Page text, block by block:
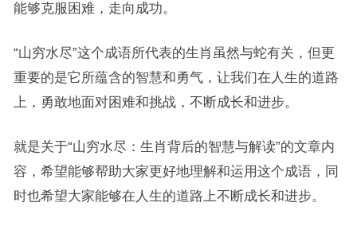
能够克服困难，走向成功。
“山穷水尽”这个成语所代表的生肖虽然与蛇有关，但更
重要的是它所蕴含的智慧和勇气，让我们在人生的道路
上，勇敢地面对困难和挑战，不断成长和进步。
就是关于“山穷水尽：生肖背后的智慧与解读”的文章内
容，希望能够帮助大家更好地理解和运用这个成语，同
时也希望大家能够在人生的道路上不断成长和进步。